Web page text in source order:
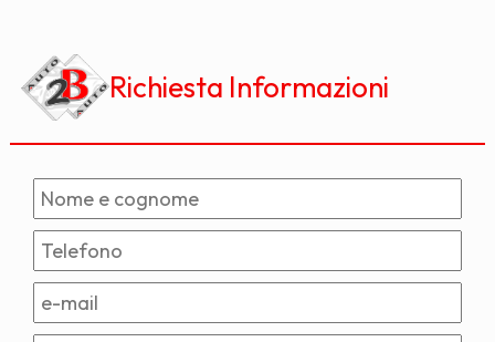
Richiesta Informazioni